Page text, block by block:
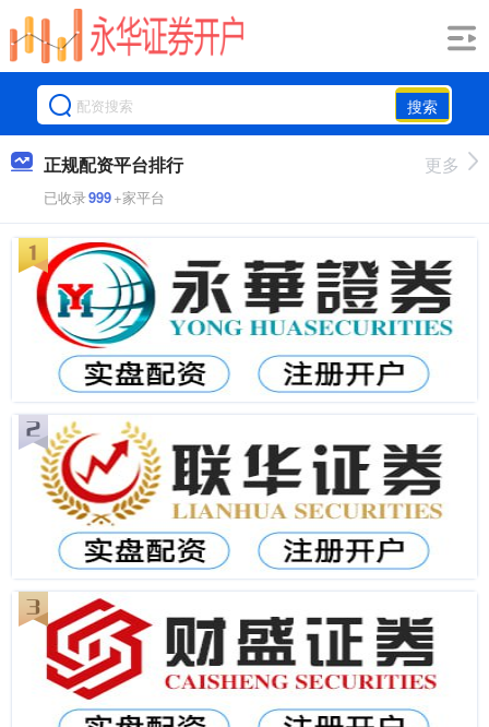
搜索
正规配资平台排行
已收录999+家平台
更多